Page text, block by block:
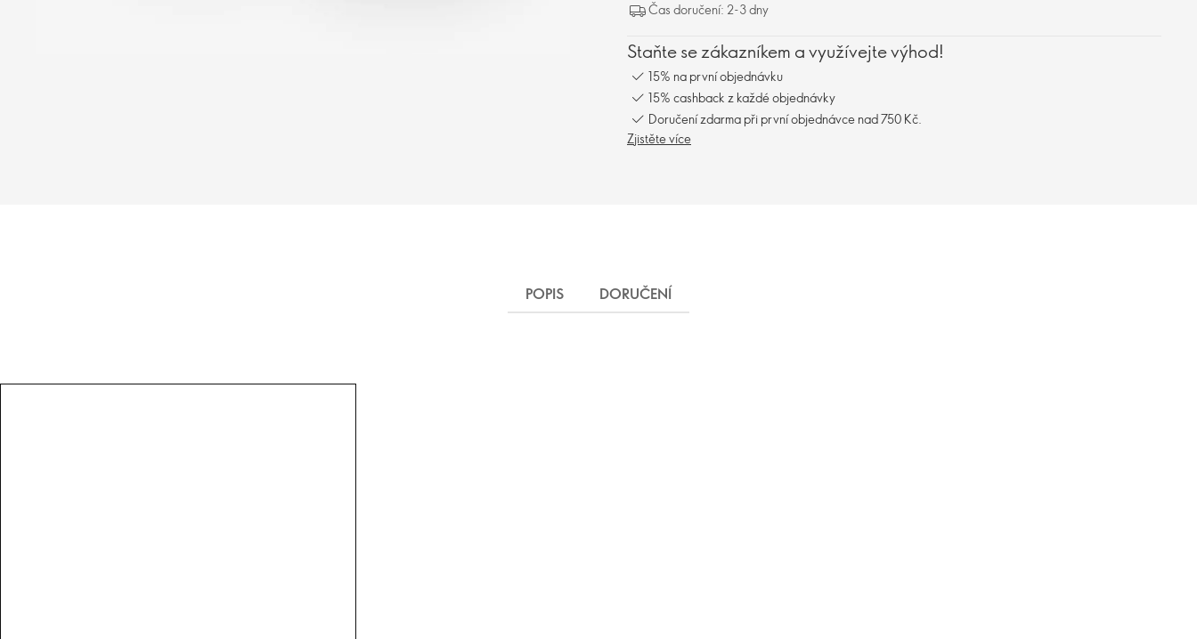
Čas doručení: 2-3 dny
Staňte se zákazníkem a využívejte výhod!
15% na první objednávku
15% cashback z každé objednávky
Doručení zdarma při první objednávce nad 750 Kč.
Zjistěte více
POPIS DORUČENÍ